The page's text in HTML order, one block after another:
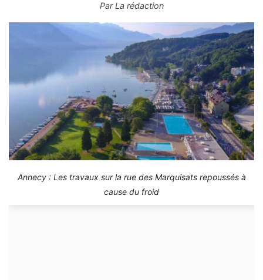
ParLa rédaction
Annecy : Les travaux sur la rue des Marquisats repoussés à
cause du froid